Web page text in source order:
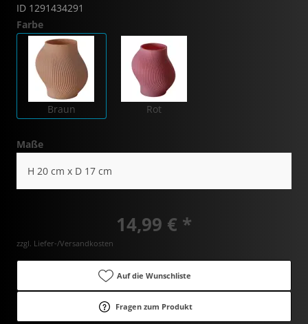
ID 1291434291
Farbe
Braun Rot
Maße
H 20 cm x D 17 cm
14,99 € *
zzgl. Liefer-/Versandkosten
Auf die Wunschliste
Fragen zum Produkt